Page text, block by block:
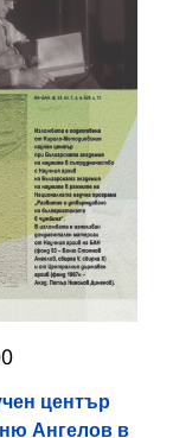
център
Ангелов в